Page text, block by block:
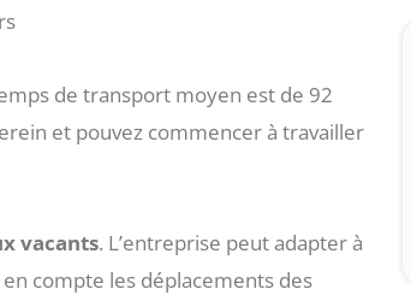
de transport moyen est de 92
et pouvez commencer à travailler
vacants. L’entreprise peut adapter à
compte les déplacements des